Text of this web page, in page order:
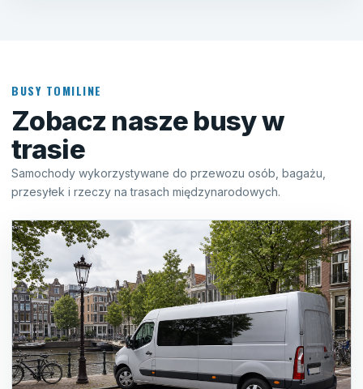
BUSY TOMILINE
Zobacz nasze busy w
trasie
Samochody wykorzystywane do przewozu osób, bagażu,
przesyłek i rzeczy na trasach międzynarodowych.